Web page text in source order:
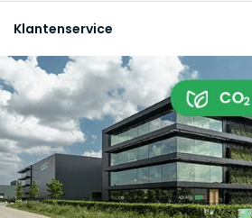
Klantenservice